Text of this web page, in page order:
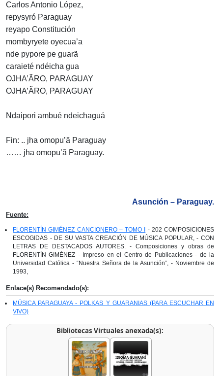
Carlos Antonio López,
repysyró Paraguay
reyapo Constitución
mombyryete oyecua’a
nde pypore pe guarã
caraieté ndéicha gua
OJHA’ÃRO, PARAGUAY
OJHA’ÃRO, PARAGUAY
Ndaipori ambué ndeichaguá
Fin: .. jha omopu’ã Paraguay
…… jha omopu’ã Paraguay.
Asunción – Paraguay.
Fuente:
FLORENTÍN GIMÉNEZ CANCIONERO – TOMO I
- 202 COMPOSICIONES
ESCOGIDAS - DE SU VASTA CREACIÓN DE MÚSICA POPULAR, - CON
LETRAS DE DESTACADOS AUTORES. - Composiciones y obras de
FLORENTÍN GIMÉNEZ - Impreso en el Centro de Publicaciones - de la
Universidad Católica - “Nuestra Señora de la Asunción”, - Noviembre de
1993,
Enlace(s) Recomendado(s):
MÚSICA PARAGUAYA - POLKAS Y GUARANIAS (PARA ESCUCHAR EN
VIVO)
Bibliotecas Virtuales anexada(s):